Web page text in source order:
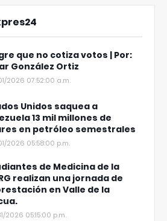
que no cotiza votos | Por:
González Ortiz
2026 07:52:00 a.m.
Unidos saquea a
13 mil millones de
en petróleo semestrales
2026 05:58:00 p.m.
de Medicina de la
realizan una jornada de
en Valle de la
2026 05:15:00 p.m.